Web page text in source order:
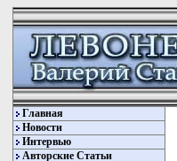
Главная
Новости
Интервью
Авторские Статьи